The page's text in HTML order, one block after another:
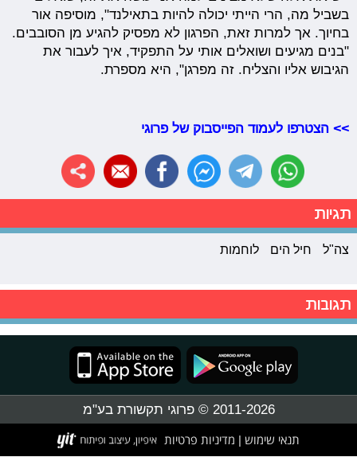
בשביל מה, הרי הייתי יכולה להיות בתאילנד", מוסיפה אור
בחיוך. אך למרות זאת, הפרגון לא מפסיק להגיע מן הסובבים.
"בנים מגיעים ושואלים אותי על התפקיד, איך לעבור את
הגיבוש אליו והצליח. זה מפרגן", היא מספרת.
>> הצטרפו לעמוד הפייסבוק של פרוגי
תגיות
צה"ל חיל הים לוחמות
תגובות
2011-2026 © פרוגי תקשורת בע"מ
תנאי שימוש מדיניות פרטיות